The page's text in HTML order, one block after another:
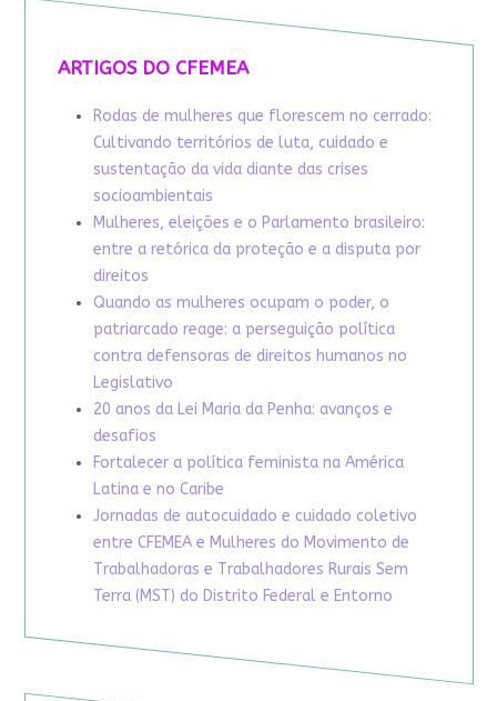
ARTIGOS DO CFEMEA
Rodas de mulheres que florescem no cerrado:
Cultivando territórios de luta, cuidado e
sustentação da vida diante das crises
socioambientais
Mulheres, eleições e o Parlamento brasileiro:
entre a retórica da proteção e a disputa por
direitos
Quando as mulheres ocupam o poder, o
patriarcado reage: a perseguição política
contra defensoras de direitos humanos no
Legislativo
20 anos da Lei Maria da Penha: avanços e
desafios
Fortalecer a política feminista na América
Latina e no Caribe
Jornadas de autocuidado e cuidado coletivo
entre CFEMEA e Mulheres do Movimento de
Trabalhadoras e Trabalhadores Rurais Sem
Terra (MST) do Distrito Federal e Entorno